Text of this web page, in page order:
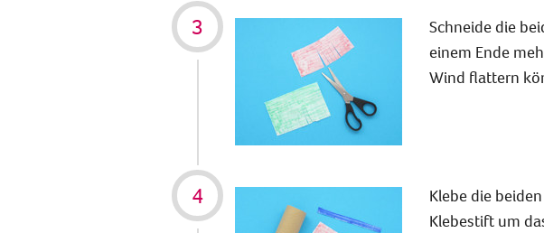
Schneide die
einem Ende
Wind flattern
Klebe die
Klebestift um